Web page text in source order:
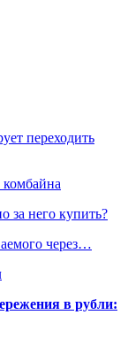
переходить
за него купить?
через…
в рубли: